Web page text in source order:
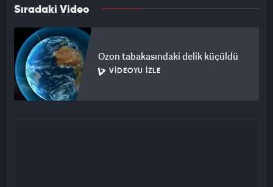
Sıradaki Video
Ozon tabakasındaki delik küçüldü
VIDEOYU İZLE